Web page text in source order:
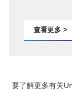
查看更多 >
要了解更多有关